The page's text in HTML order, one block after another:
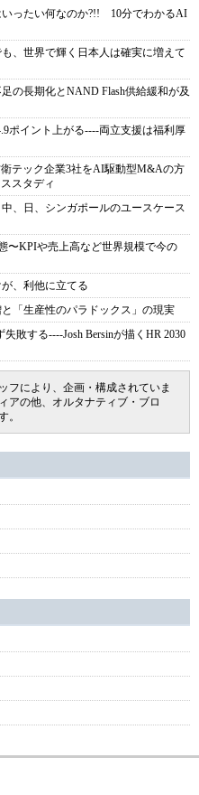
ったい何なのか?!! 10分でわかるAI
、世界で輝く日本人は確実に増えて
の長期化とNAND Flash供給緩和が及
ポイント上がる----両立支援は福利厚
テック企業3社をAI駆動型M&Aの方
スタディ
、日、シンガポールのユースケース
〜KPIや売上高など世界規模で今の
、利他に立てる
「生産性のパラドックス」の現実
敗する----Josh Bersinが描くHR 2030
フにより、企画・構成されていま
アの他、オルタナティブ・ブロ
。